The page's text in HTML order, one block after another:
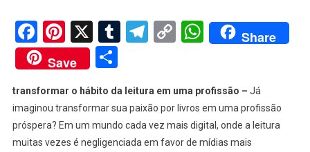
Facebook
Pinterest
X Tumblr
Telegram
CopyWhatsApp
Share
Save
Share
transformar o hábito da leitura em uma profissão – Já
imaginou transformar sua paixão por livros em uma profissão
próspera? Em um mundo cada vez mais digital, onde a leitura
muitas vezes é negligenciada em favor de mídias mais